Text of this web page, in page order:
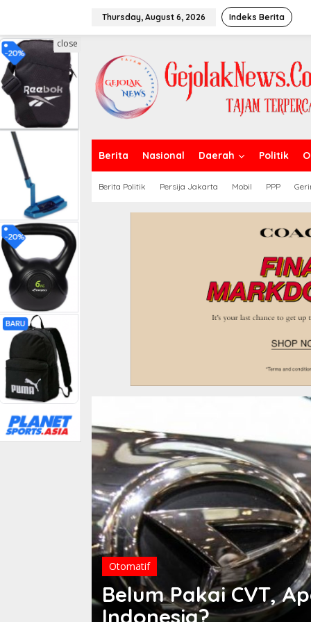
p
t
o
c
o
e
Thursday, August 6, 2026 Indeks Berita
Berita Nasional Daerah Politik
Berita Politik Persija Jakarta Mobil PPP
close
Otomatif
Belum Pakai CVT,
Indonesia?